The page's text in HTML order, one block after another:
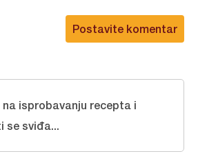
Postavite komentar
isprobavanju recepta i
se sviđa...